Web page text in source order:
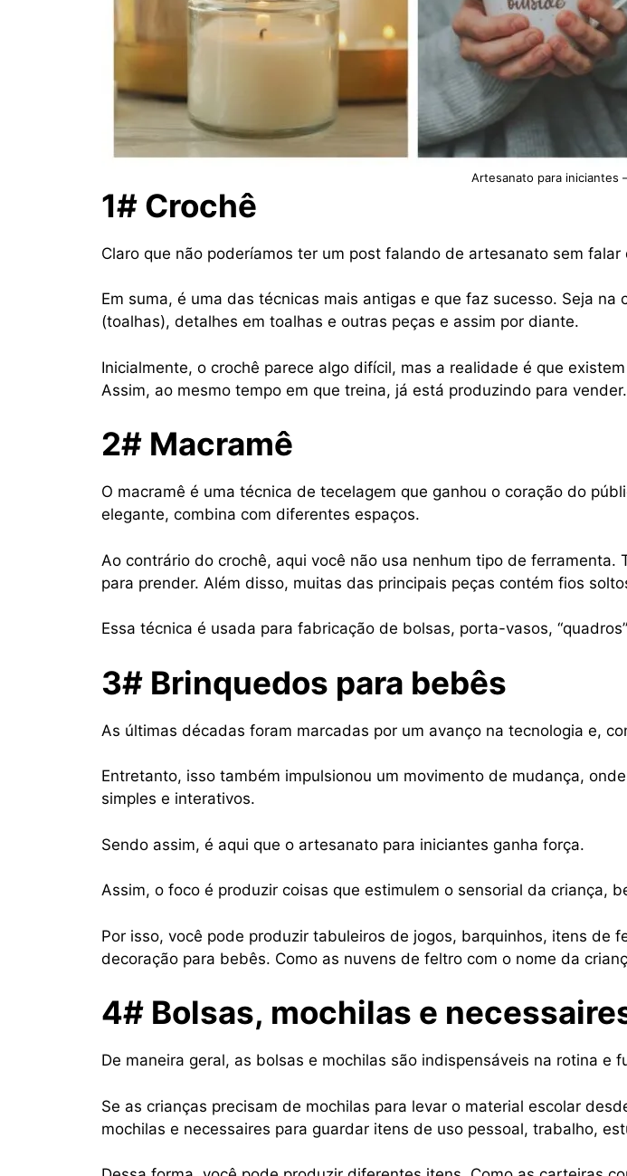
Artesanato para iniciantes
1# Crochê
Claro que não poderíamos ter um post falando de artesanato sem falar
Em suma, é uma das técnicas mais antigas e que faz sucesso. Seja
(toalhas), detalhes em toalhas e outras peças e assim por diante.
Inicialmente, o crochê parece algo difícil, mas a realidade é que
Assim, ao mesmo tempo em que treina, já está produzindo para vender.
2# Macramê
O macramê é uma técnica de tecelagem que ganhou o coração do
elegante, combina com diferentes espaços.
Ao contrário do crochê, aqui você não usa nenhum tipo de
para prender. Além disso, muitas das principais peças contém fios
Essa técnica é usada para fabricação de bolsas, porta-vasos,
3# Brinquedos para bebês
As últimas décadas foram marcadas por um avanço na tecnologia e,
Entretanto, isso também impulsionou um movimento de mudança,
simples e interativos.
Sendo assim, é aqui que o artesanato para iniciantes ganha força.
Assim, o foco é produzir coisas que estimulem o sensorial da criança,
Por isso, você pode produzir tabuleiros de jogos, barquinhos, itens
decoração para bebês. Como as nuvens de feltro com o nome da
4# Bolsas, mochilas e
De maneira geral, as bolsas e mochilas são indispensáveis na rotina e
Se as crianças precisam de mochilas para levar o material escolar
mochilas e necessaires para guardar itens de uso pessoal, trabalho,